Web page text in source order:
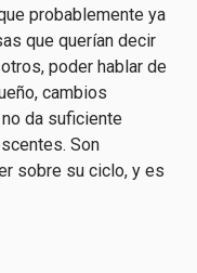
probablemente ya
que querían decir
poder hablar de
cambios
da suficiente
Son
sobre su ciclo, y es